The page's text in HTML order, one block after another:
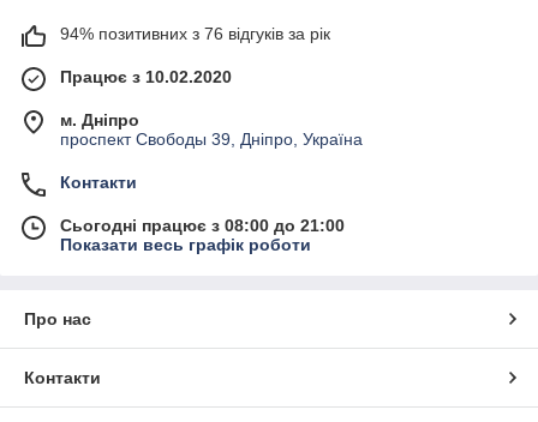
94% позитивних з 76 відгуків за рік
Працює з 10.02.2020
м. Дніпро
проспект Свободы 39, Дніпро, Україна
Контакти
Сьогодні працює з 08:00 до 21:00
Показати весь графік роботи
Про нас
Контакти